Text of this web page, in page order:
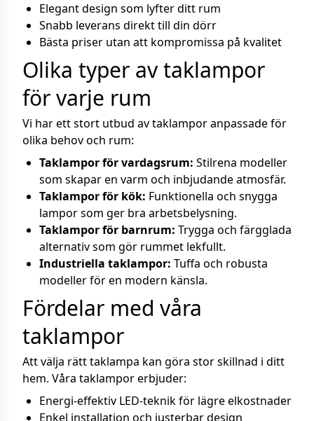
Elegant design som lyfter ditt rum
Snabb leverans direkt till din dörr
Bästa priser utan att kompromissa på kvalitet
Olika typer av taklampor
för varje rum
Vi har ett stort utbud av taklampor anpassade för
olika behov och rum:
Taklampor för vardagsrum: Stilrena modeller
som skapar en varm och inbjudande atmosfär.
Taklampor för kök: Funktionella och snygga
lampor som ger bra arbetsbelysning.
Taklampor för barnrum: Trygga och färgglada
alternativ som gör rummet lekfullt.
Industriella taklampor: Tuffa och robusta
modeller för en modern känsla.
Fördelar med våra
taklampor
Att välja rätt taklampa kan göra stor skillnad i ditt
hem. Våra taklampor erbjuder:
Energi-effektiv LED-teknik för lägre elkostnader
Enkel installation och justerbar design